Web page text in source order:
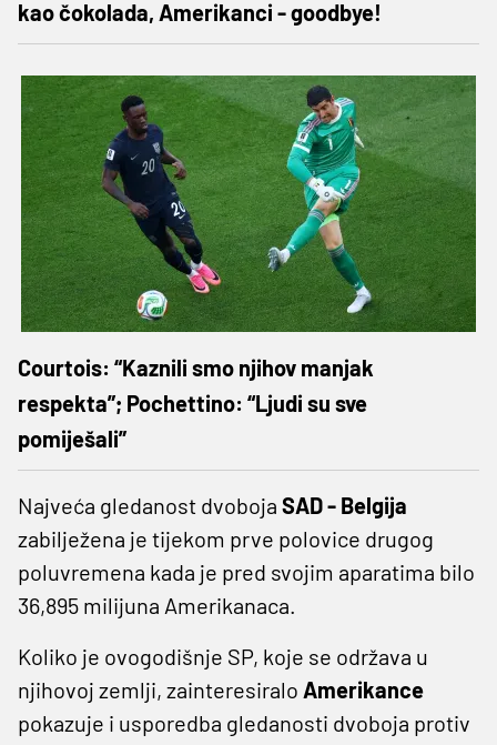
kao čokolada, Amerikanci - goodbye!
Courtois: “Kaznili smo njihov manjak
respekta”; Pochettino: “Ljudi su sve
pomiješali”
Najveća gledanost dvoboja SAD - Belgija
zabilježena je tijekom prve polovice drugog
poluvremena kada je pred svojim aparatima bilo
36,895 milijuna Amerikanaca.
Koliko je ovogodišnje SP, koje se održava u
njihovoj zemlji, zainteresiralo Amerikance
pokazuje i usporedba gledanosti dvoboja protiv